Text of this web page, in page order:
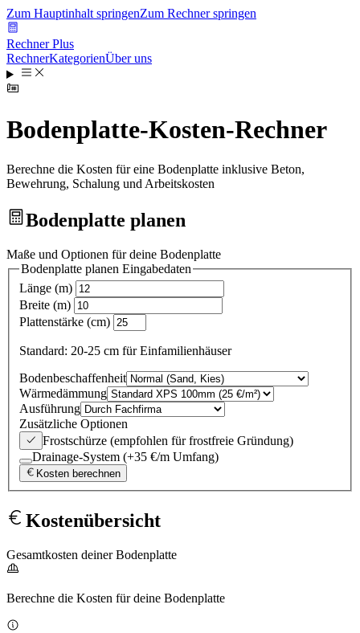
Zum Hauptinhalt springenZum Rechner springen
Rechner Plus
RechnerKategorienÜber uns
Bodenplatte-Kosten-Rechner
Berechne die Kosten für eine Bodenplatte inklusive Beton,
Bewehrung, Schalung und Arbeitskosten
Bodenplatte planen
Maße und Optionen für deine Bodenplatte
Bodenplatte planen Eingabedaten
Länge (m)
Breite (m)
Plattenstärke (cm)
Standard: 20-25 cm für Einfamilienhäuser
Bodenbeschaffenheit
Wärmedämmung
Ausführung
Zusätzliche Optionen
Frostschürze (empfohlen für frostfreie Gründung)
Drainage-System (+35 €/m Umfang)
Kosten berechnen
Kostenübersicht
Gesamtkosten deiner Bodenplatte
Berechne die Kosten für deine Bodenplatte